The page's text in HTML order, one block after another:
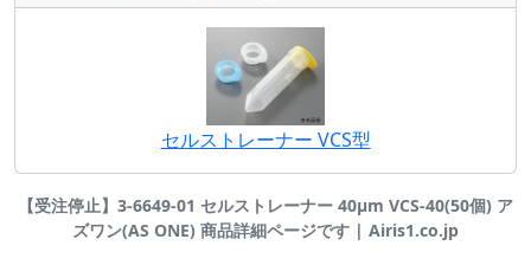
セルストレーナー VCS型
【受注停止】3-6649-01 セルストレーナー 40μm VCS-40(50個) ア
ズワン(AS ONE) 商品詳細ページです | Airis1.co.jp